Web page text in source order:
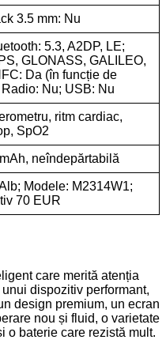
3.5 mm: Nu
5.3, A2DP, LE;
GLONASS, GALILEO,
Da (în funcție de
Nu; USB: Nu
ritm cardiac,
SpO2
neîndepărtabilă
Modele: M2314W1;
70 EUR
care merită atenția
dispozitiv performant,
design premium, un ecran
nou și fluid, o varietate
o baterie care rezistă mult.